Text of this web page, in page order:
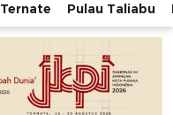
Ternate Pulau Taliabu